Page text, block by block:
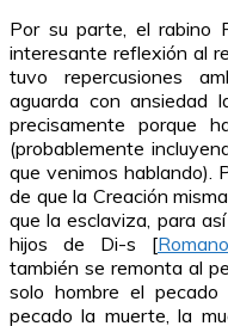
Por su parte, el rabino
interesante reflexión al
tuvo repercusiones
aguarda con ansiedad
precisamente porque
(probablemente
que venimos hablando).
de que la Creación
que la esclaviza, para
hijos de Di-s [
también se remonta al
solo hombre el
pecado la muerte, la